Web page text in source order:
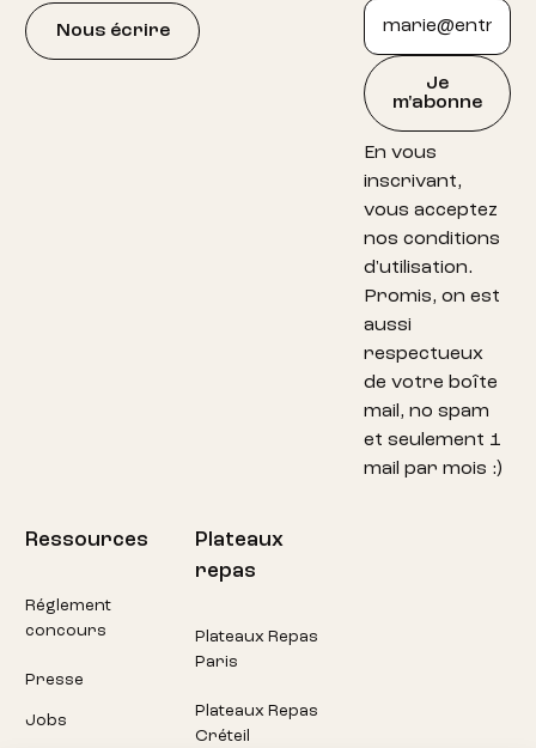
Nous écrire
Je
m'abonne
En vous
inscrivant,
vous acceptez
nos conditions
d'utilisation.
Promis, on est
aussi
respectueux
de votre boîte
mail, no spam
et seulement 1
mail par mois :)
Ressources
Réglement
concours
Presse
Jobs
Plateaux
repas
Plateaux Repas
Paris
Plateaux Repas
Créteil